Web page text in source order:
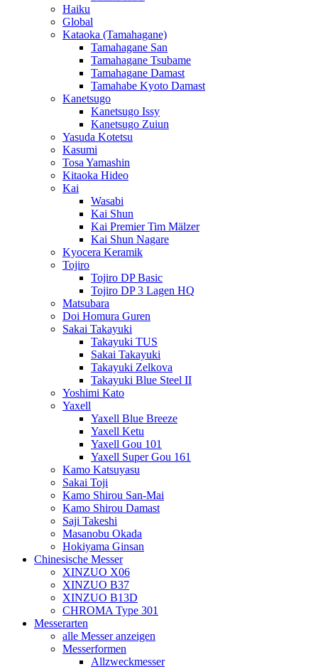
Haiku
Global
Kataoka (Tamahagane)
Tamahagane San
Tamahagane Tsubame
Tamahagane Damast
Tamahabe Kyoto Damast
Kanetsugo
Kanetsugo Issy
Kanetsugo Zuiun
Yasuda Kotetsu
Kasumi
Tosa Yamashin
Kitaoka Hideo
Kai
Wasabi
Kai Shun
Kai Premier Tim Mälzer
Kai Shun Nagare
Kyocera Keramik
Tojiro
Tojiro DP Basic
Tojiro DP 3 Lagen HQ
Matsubara
Doi Homura Guren
Sakai Takayuki
Takayuki TUS
Sakai Takayuki
Takayuki Zelkova
Takayuki Blue Steel II
Yoshimi Kato
Yaxell
Yaxell Blue Breeze
Yaxell Ketu
Yaxell Gou 101
Yaxell Super Gou 161
Kamo Katsuyasu
Sakai Toji
Kamo Shirou San-Mai
Kamo Shirou Damast
Saji Takeshi
Masanobu Okada
Hokiyama Ginsan
Chinesische Messer
XINZUO X06
XINZUO B37
XINZUO B13D
CHROMA Type 301
Messerarten
alle Messer anzeigen
Messerformen
Allzweckmesser